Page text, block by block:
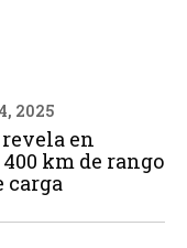
2025
en
km de rango
carga